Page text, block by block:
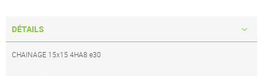
DÉTAILS
CHAINAGE 15x15 4HA8 e30